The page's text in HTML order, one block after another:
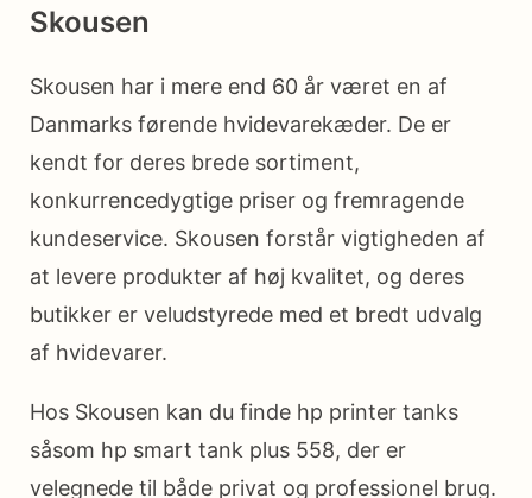
Skousen
Skousen har i mere end 60 år været en af
Danmarks førende hvidevarekæder. De er
kendt for deres brede sortiment,
konkurrencedygtige priser og fremragende
kundeservice. Skousen forstår vigtigheden af
at levere produkter af høj kvalitet, og deres
butikker er veludstyrede med et bredt udvalg
af hvidevarer.
Hos Skousen kan du finde hp printer tanks
såsom hp smart tank plus 558, der er
velegnede til både privat og professionel brug.